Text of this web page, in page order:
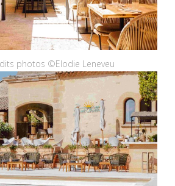
photos ©Elodie Leneveu